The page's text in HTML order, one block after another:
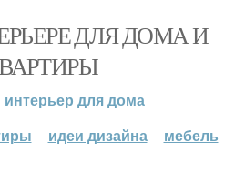
ДЛЯ ДОМА И
интерьер для дома
идеи дизайна мебель